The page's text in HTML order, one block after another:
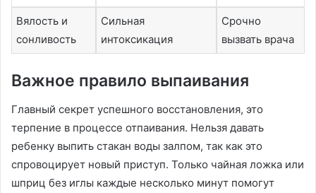
Вялость и
сонливость
Сильная
интоксикация
Срочно
вызвать врача
Важное правило выпаивания
Главный секрет успешного восстановления, это
терпение в процессе отпаивания. Нельзя давать
ребенку выпить стакан воды залпом, так как это
спровоцирует новый приступ. Только чайная ложка или
шприц без иглы каждые несколько минут помогут